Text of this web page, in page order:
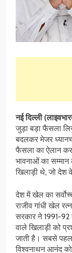
नई दिल्ली
जुड़ा बड़ा फैसला
बदलकर मेजर
फैसला का ऐलान
भावनाओं का
खिलाड़ी थे, जो देश
देश में खेल का
राजीव गांधी खेल
सरकार ने 1991-
वाले खिलाड़ी को
जाती है। सबसे
विश्वनाथन आनंद